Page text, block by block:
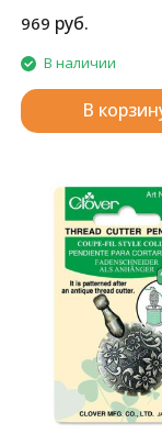
969 руб.
В наличии
В